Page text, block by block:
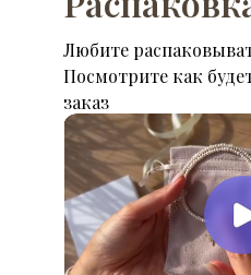
Любите
Посмотрите как
заказ